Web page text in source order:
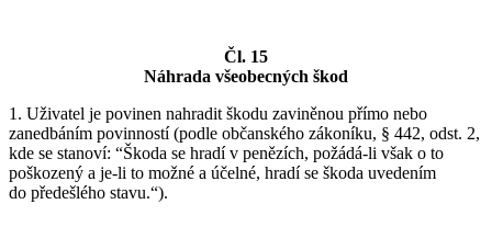
Čl. 15
Náhrada všeobecných škod
1. Uživatel je povinen nahradit škodu zaviněnou přímo nebo
zanedbáním povinností (podle občanského zákoníku, § 442, odst. 2,
kde se stanoví: “Škoda se hradí v penězích, požádá-li však o to
poškozený a je-li to možné a účelné, hradí se škoda uvedením
do předešlého stavu.“).